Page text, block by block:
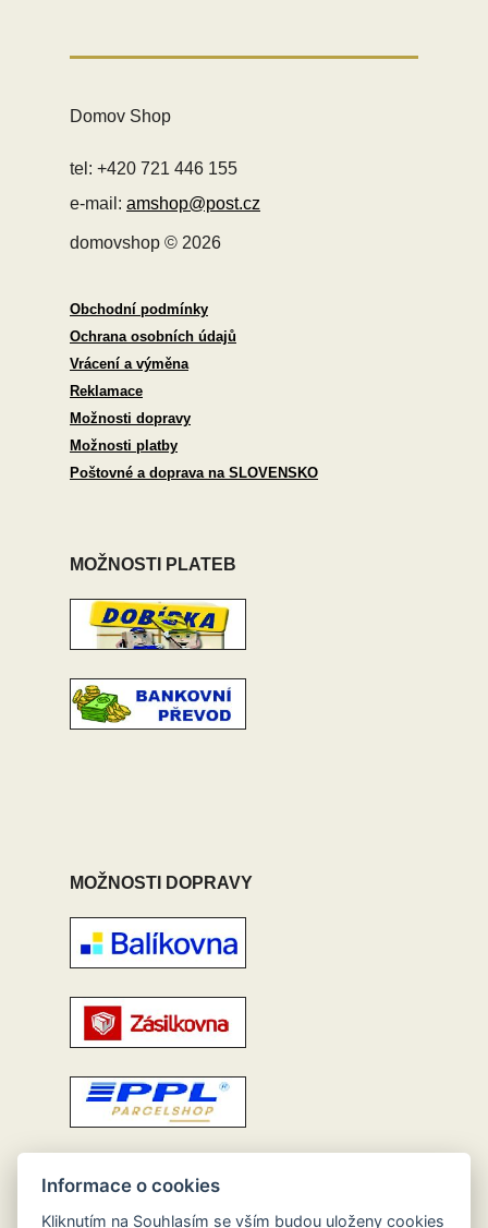
Domov Shop
tel: +420 721 446 155
e-mail: amshop@post.cz
domovshop © 2026
Obchodní podmínky
Ochrana osobních údajů
Vrácení a výměna
Reklamace
Možnosti dopravy
Možnosti platby
Poštovné a doprava na SLOVENSKO
MOŽNOSTI PLATEB
MOŽNOSTI DOPRAVY
Informace o cookies
Kliknutím na Souhlasím se vším budou uloženy cookies